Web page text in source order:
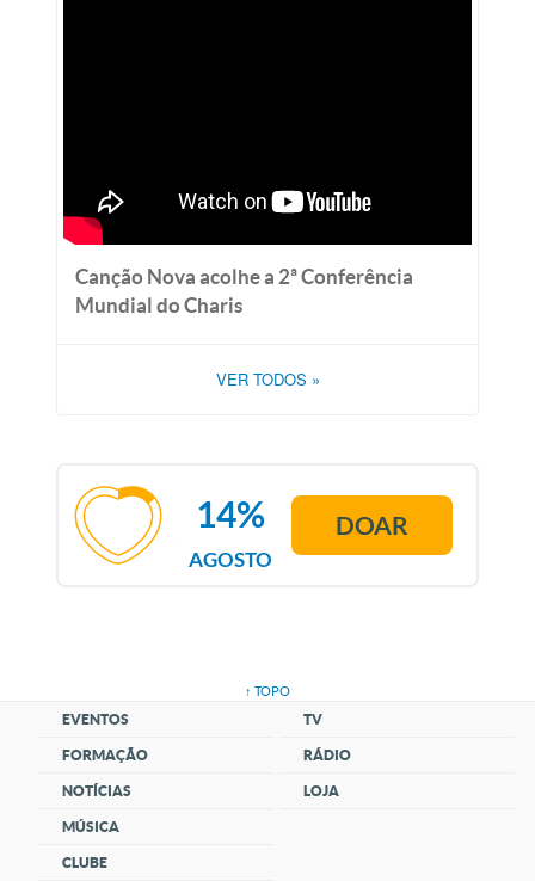
Canção Nova acolhe a 2ª Conferência
Mundial do Charis
VER TODOS »
AGOSTO
14% DOAR
↑ TOPO
EVENTOS
FORMAÇÃO
NOTÍCIAS
MÚSICA
CLUBE
TV
RÁDIO
LOJA